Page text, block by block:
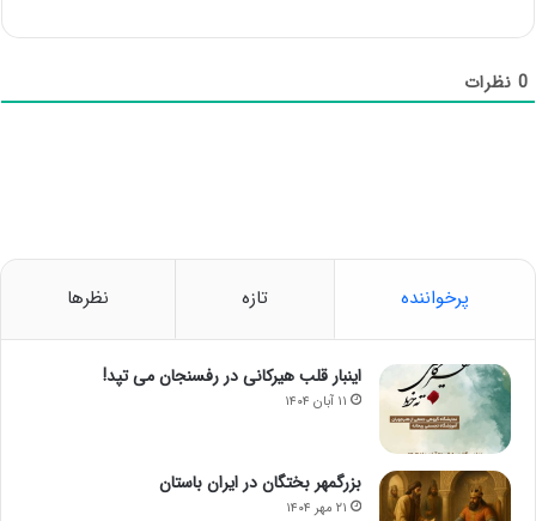
0 نظرات
پرخواننده تازه نظرها
اینبار قلب هیرکانی در رفسنجان می تپد!
۱۱ آبان ۱۴۰۴
بزرگمهر بختگان در ایران باستان
۲۱ مهر ۱۴۰۴